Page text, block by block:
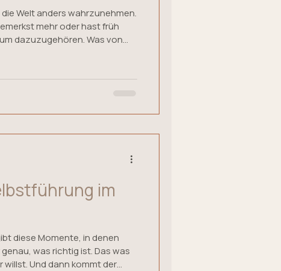
Welt anders wahrzunehmen.
mehr oder hast früh
dazuzugehören. Was von
die daraus entstehen
im
diese Momente, in denen
was richtig ist. Das was
willst. Und dann kommt der